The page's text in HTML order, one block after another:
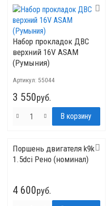
Набор прокладок ДВС
верхний 16V ASAM
(Румыния)
Артикул: 55044
3 550руб.
Поршень двигателя k9k
1.5dci Рено (номинал)
4 600руб.